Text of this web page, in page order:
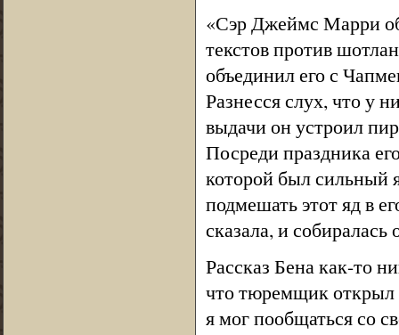
«Сэр Джеймс Марри
текстов против
объединил его с
Разнесся слух, что у
выдачи он устроил
Посреди праздника
которой был сильный
подмешать этот яд в
сказала, и собиралась
Рассказ Бена как-то
что тюремщик открыл
я мог пообщаться со